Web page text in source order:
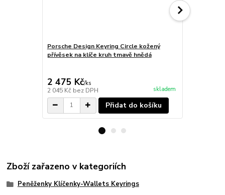
Porsche Design Keyring Circle kožený
přívěsek na klíče kruh tmavě hnědá
2 475 Kč/ks
2 045 Kč bez DPH skladem
Přidat do košíku
Zboží zařazeno v kategoriích
Peněženky Klíčenky-Wallets Keyrings